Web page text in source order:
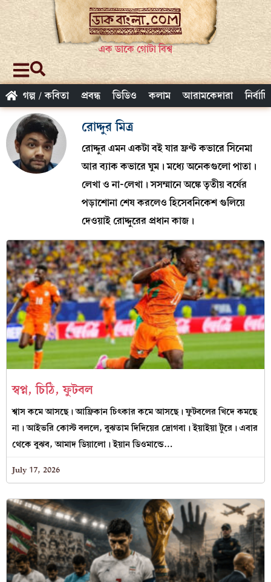
এক ডাকে গোটা বিশ্ব
গল্প / কবিতা প্রবন্ধ ভিডিও কলাম আরামকেদারা
রোদ্দুর মিত্র
রোদ্দুর এমন একটা বই যার ফ্রণ্ট কভারে সিনেমা
আর ব্যাক কভারে ঘুম। মধ্যে অনেকগুলো পাতা।
লেখা ও না-লেখা। সসম্মানে অঙ্কে তৃতীয় বর্ষের
পড়াশোনা শেষ করলেও হিসেবনিকেশ গুলিয়ে
দেওয়াই রোদ্দুরের প্রধান কাজ।
স্বপ্ন, চিঠি, ফুটবল
শ্বাস কমে আসছে। আফ্রিকান চিৎকার কমে আসছে। ফুটবলের খিদে কমছে
না। আইভরি কোস্ট বললে, বুঝতাম দিদিয়ের দ্রোগবা। ইয়াইয়া টুরে। এবার
থেকে বুঝব, আমাদ ডিয়ালো। ইয়ান ডিওমান্ডে…
July 17, 2026